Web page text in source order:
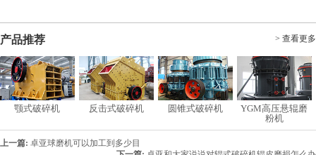
产品推荐 > 查看更多
颚式破碎机 反击式破碎机 圆锥式破碎机
YGM高压悬辊磨
粉机
上一篇: 卓亚球磨机可以加工到多少目